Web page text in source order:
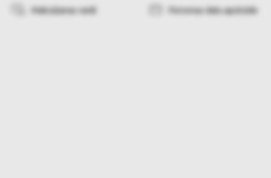
Maksāšanas veidi Personas datu apstrāde